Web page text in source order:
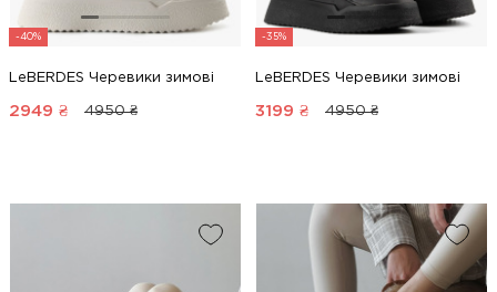
-40%
LeBERDES Черевики зимові
2949 ₴ 4950 ₴
-35%
LeBERDES Черевики зимові
3199 ₴ 4950 ₴